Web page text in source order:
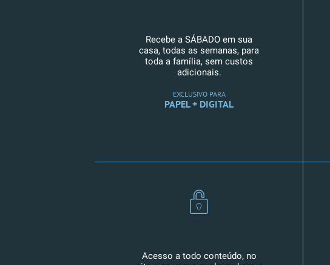
Recebe a SÁBADO em sua
casa, todas as semanas, para
toda a família, sem custos
adicionais.
EXCLUSIVO PARA
PAPEL + DIGITAL
Acesso a todo conteúdo, no